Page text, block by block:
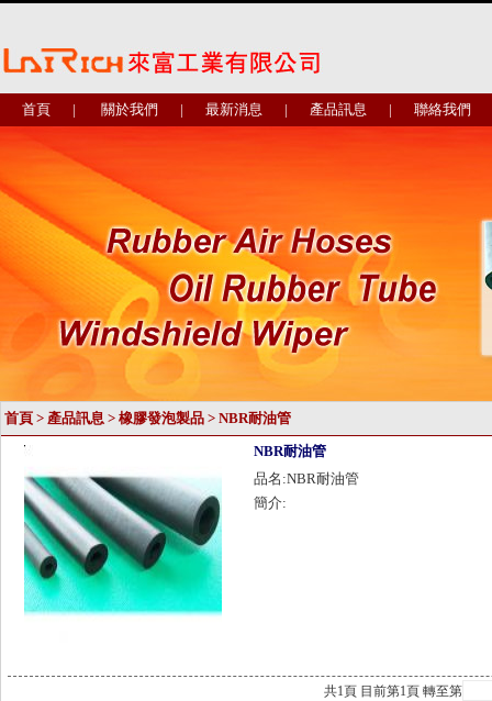
首頁 | 關於我們 | 最新消息 | 產品訊息 | 聯絡我們
首頁 > 產品訊息 > 橡膠發泡製品 > NBR耐油管
NBR耐油管
品名:NBR耐油管
簡介:
共1頁 目前第1頁 轉至第